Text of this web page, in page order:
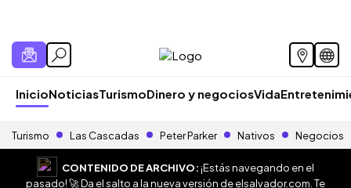
InicioNoticiasTurismoDinero y negociosVida
Turismo Las Cascadas Peter Parker Nativos Negocios
CONTENIDO DE ARCHIVO:¡Estás navegando en el
pasado! 🚀 Da el salto a la nueva versión deelsalvador.com . Te